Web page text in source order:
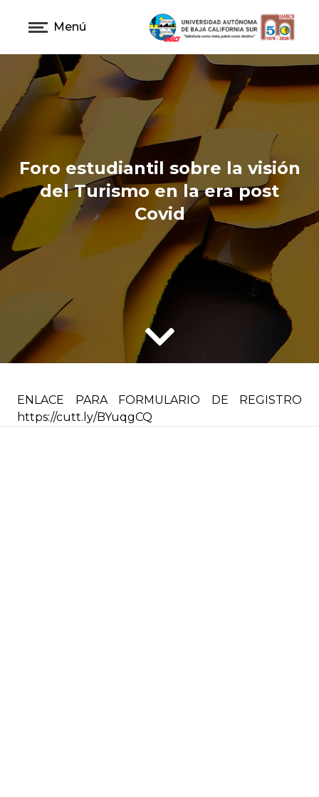
Menú
Foro estudiantil sobre la visión
del Turismo en la era post
Covid
ENLACE PARA FORMULARIO DE REGISTRO
https://cutt.ly/BYuqgCQ